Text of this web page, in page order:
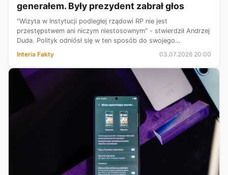
generałem. Były prezydent zabrał głos
"Wizyta w Instytucji podległej rządowi RP nie jest
przestępstwem ani niczym niestosownym" - stwierdził Andrzej
Duda. Polityk odniósł się w ten sposób do swojego
niedawnego spotkania z generałem Arturem Kuptelem,
odpowiedzialnym za zakupy uzbrojenia d...
Interia Fakty 03.07.2026 20:00